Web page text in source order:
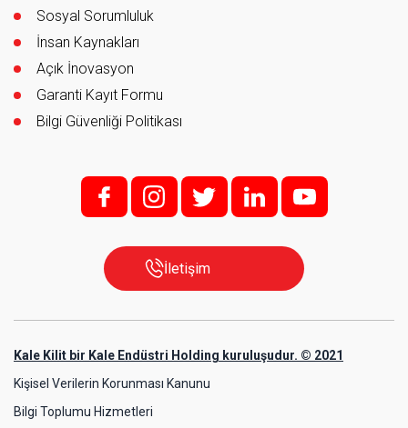
Sosyal Sorumluluk
İnsan Kaynakları
Açık İnovasyon
Garanti Kayıt Formu
Bilgi Güvenliği Politikası
f; i; t l y
İletişim
Kale Kilit bir Kale Endüstri Holding kuruluşudur. © 2021
Kişisel Verilerin Korunması Kanunu
Bilgi Toplumu Hizmetleri